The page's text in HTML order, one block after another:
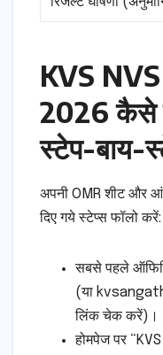
KVS
2026 कैसे
स्टेप-बाय-
अपनी OMR शीट और
दिए गये स्टेप्स फॉलो करें:
सबसे पहले
(या
लिंक चेक करें)।
होमपेज पर